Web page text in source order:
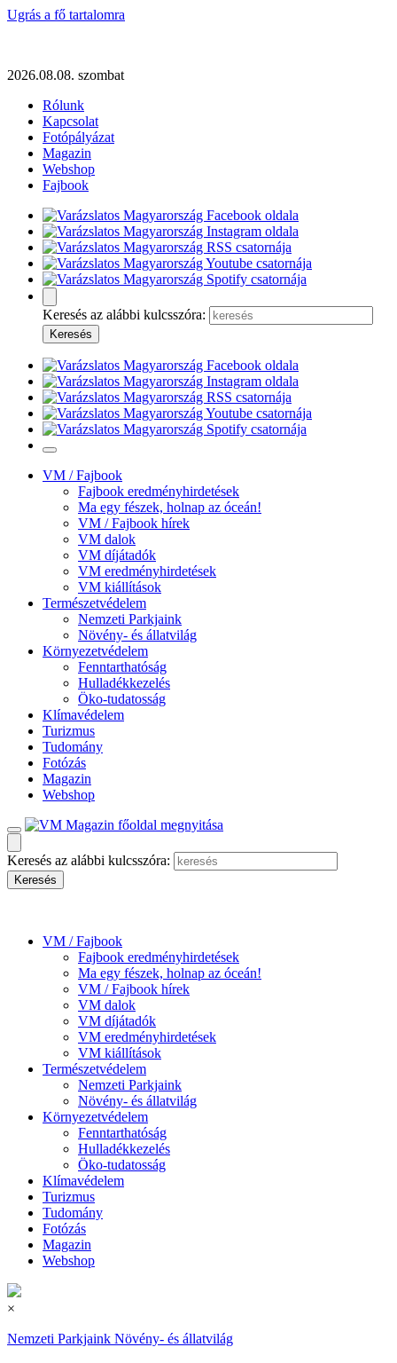
Ugrás a fő tartalomra
2026.08.08. szombat
Rólunk
Kapcsolat
Fotópályázat
Magazin
Webshop
Fajbook
Keresés az alábbi kulcsszóra:
VM / Fajbook
Fajbook eredményhirdetések
Ma egy fészek, holnap az óceán!
VM / Fajbook hírek
VM dalok
VM díjátadók
VM eredményhirdetések
VM kiállítások
Természetvédelem
Nemzeti Parkjaink
Növény- és állatvilág
Környezetvédelem
Fenntarthatóság
Hulladékkezelés
Öko-tudatosság
Klímavédelem
Turizmus
Tudomány
Fotózás
Magazin
Webshop
Keresés az alábbi kulcsszóra:
VM / Fajbook
Fajbook eredményhirdetések
Ma egy fészek, holnap az óceán!
VM / Fajbook hírek
VM dalok
VM díjátadók
VM eredményhirdetések
VM kiállítások
Természetvédelem
Nemzeti Parkjaink
Növény- és állatvilág
Környezetvédelem
Fenntarthatóság
Hulladékkezelés
Öko-tudatosság
Klímavédelem
Turizmus
Tudomány
Fotózás
Magazin
Webshop
×
Nemzeti Parkjaink Növény- és állatvilág